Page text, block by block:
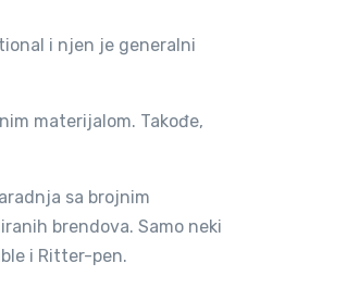
i njen je generalni
materijalom. Takođe,
sa brojnim
brendova. Samo neki
i Ritter-pen.